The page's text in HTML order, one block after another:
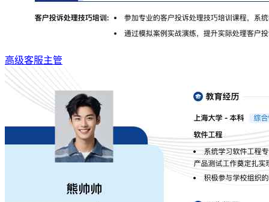
高级客服主管